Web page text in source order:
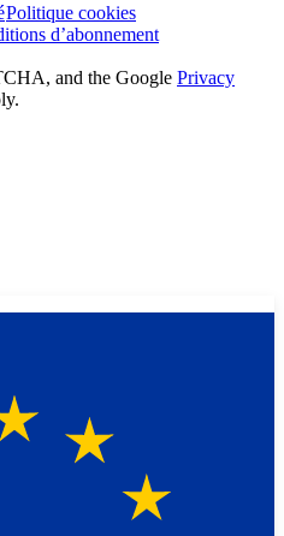
Politique cookies
d’abonnement
and the Google Privacy